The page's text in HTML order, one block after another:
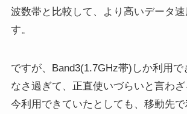
波数帯と比較して、より高いデータ速
す。
ですが、Band3(1.7GHz帯)しか利用
なさ過ぎて、正直使いづらいと言わざ
今利用できていたとしても、移動先